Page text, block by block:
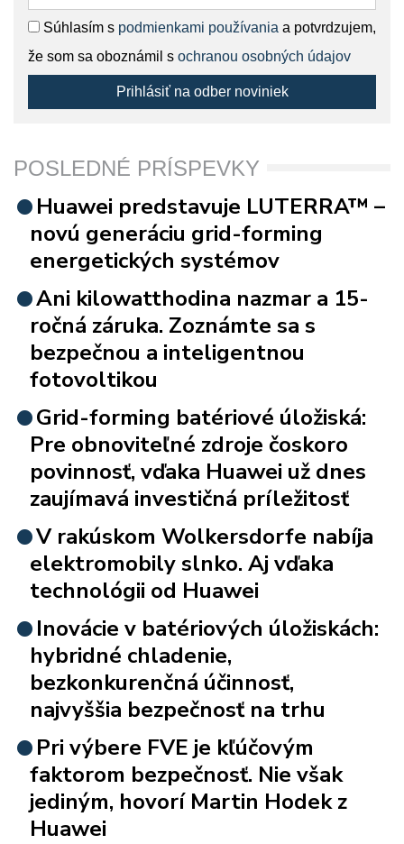
Súhlasím s podmienkami používania a potvrdzujem,
že som sa oboznámil s ochranou osobných údajov
Prihlásiť na odber noviniek
POSLEDNÉ PRÍSPEVKY
Huawei predstavuje LUTERRA™ –
novú generáciu grid-forming
energetických systémov
Ani kilowatthodina nazmar a 15-
ročná záruka. Zoznámte sa s
bezpečnou a inteligentnou
fotovoltikou
Grid-forming batériové úložiská:
Pre obnoviteľné zdroje čoskoro
povinnosť, vďaka Huawei už dnes
zaujímavá investičná príležitosť
V rakúskom Wolkersdorfe nabíja
elektromobily slnko. Aj vďaka
technológii od Huawei
Inovácie v batériových úložiskách:
hybridné chladenie,
bezkonkurenčná účinnosť,
najvyššia bezpečnosť na trhu
Pri výbere FVE je kľúčovým
faktorom bezpečnosť. Nie však
jediným, hovorí Martin Hodek z
Huawei